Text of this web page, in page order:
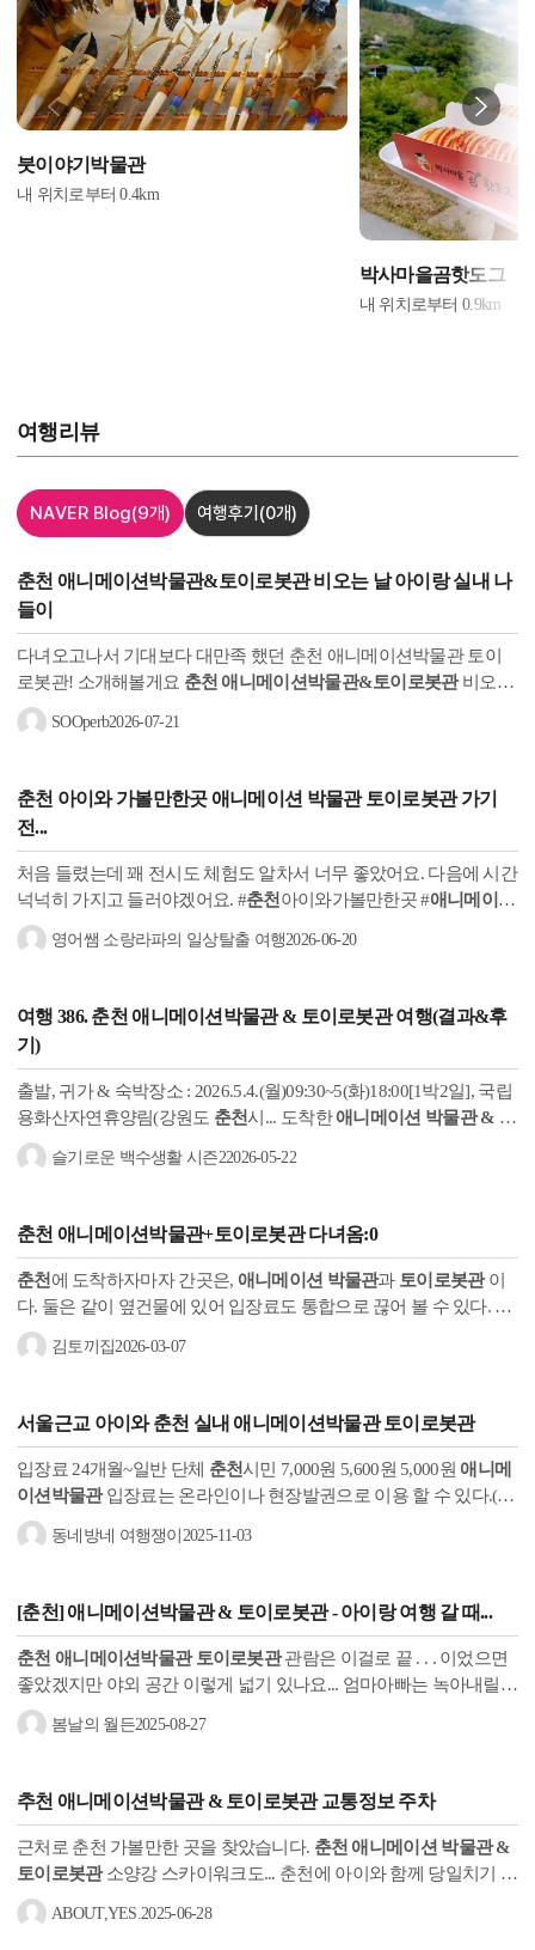
붓이야기박물관
내 위치로부터0.4km
박사마을곰핫도그
내 위치로부터0.9km
여행리뷰
NAVER Blog(9개) 여행후기 (0개)
춘천 애니메이션박물관&토이로봇관비오는 날 아이랑 실내 나
들이
다녀오고나서 기대보다 대만족 했던 춘천 애니메이션박물관 토이
로봇관! 소개해볼게요 춘천 애니메이션박물관&토이로봇관비오는
날 춘천 가평 근처 아이랑 실내나들이 위치 강원특별자치도 춘천시
서면...
SOOperb2026-07-21
춘천 아이와 가볼만한곳 애니메이션 박물관 토이로봇관가기
전...
처음 들렸는데 꽤 전시도 체험도 알차서 너무 좋았어요. 다음에 시간
넉넉히 가지고 들러야겠어요. #춘천 아이와가볼만한곳 #애니메이션
박물관
천 여행
영어쌤 소랑라파의 일상탈출 여행2026-06-20
여행 386.춘천 애니메이션박물관 & 토이로봇관여행(결과&후
기)
출발, 귀가 & 숙박장소 : 2026.5.4.(월)09:30~5(화)18:00[1박2일], 국립
용화산자연휴양림(강원도 춘천시... 도착한애니메이션 박물관 & 토
이로봇관
야...
슬기로운 백수생활 시즌22026-05-22
춘천 애니메이션박물관+토이로봇관다녀옴:0
춘천 에 도착하자마자 간곳은, 애니메이션 박물관과 토이로봇관이
다. 둘은 같이 옆건물에 있어 입장료도 통합으로 끊어 볼 수 있다. 입
장료 - 7000원 주차자리는 널널했고 구름빵과 라바 캐릭터가 보여
서...
김토끼집2026-03-07
서울근교 아이와춘천 실내 애니메이션박물관 토이로봇관
입장료 24개월~일반 단체 춘천시민 7,000원 5,600원 5,000원 애니메
이션박물관입장료는 온라인이나 현장발권으로 이용 할 수 있다.(위
금액은 통합권으로,
미만...
동네방네 여행쟁이 2025-11-03
[춘천]애니메이션박물관 & 토이로봇관- 아이랑 여행 갈 때...
춘천 애니메이션박물관 토이로봇관관람은 이걸로 끝 . . . 이었으면
좋았겠지만 야외 공간 이렇게 넓기 있나요... 엄마아빠는 녹아내릴
것 같은데 아이는 야외공원으로 돌진! 나름 울창한 숲속에 통나무집
까지...
봄날의 월든2025-08-27
추천 애니메이션박물관 & 토이로봇관교통정보 주차
근처로 춘천 가볼만한 곳을 찾았습니다. 춘천 애니메이션 박물관 &
토이로봇관소양강 스카이워크도... 춘천에 아이와 함께 당일치기 또
는 1박2일 여행을 계획중이시라면 춘천애니메이션 박물관 과 토이
로봇관...
ABOUT,YES. 2025-06-28